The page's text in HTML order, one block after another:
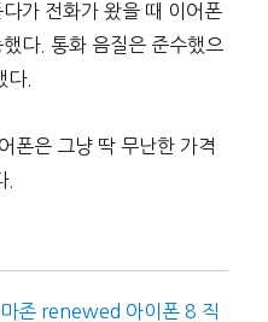
가 전화가 왔을 때 이어폰
다. 통화 음질은 준수했으
다.
폰은 그냥 딱 무난한 가격
.
존 renewed 아이폰 8 직